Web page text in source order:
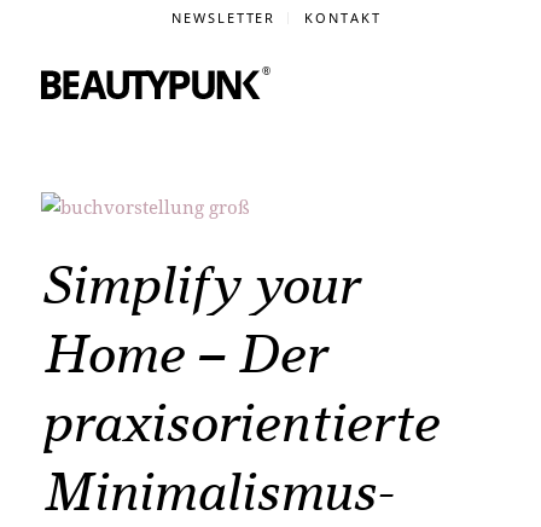
NEWSLETTER KONTAKT
Simplify your
Home – Der
praxisorientierte
Minimalismus-